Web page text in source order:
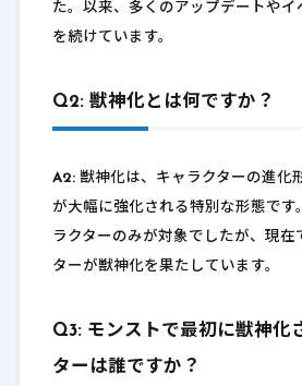
た。以来、多くのアップデートや
を続けています。
Q2: 獣神化とは何ですか？
A2:獣神化は、キャラクターの進化
が大幅に強化される特別な形態です
ラクターのみが対象でしたが、現在
ターが獣神化を果たしています。
Q3: モンストで最初に獣神化
ターは誰ですか？